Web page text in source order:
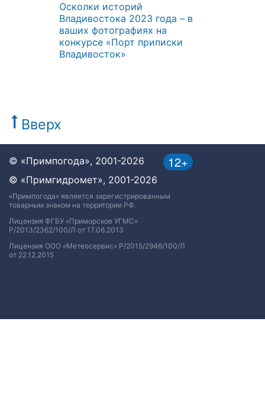
Осколки историй
Владивостока 2023 года – в
ваших фотографиях на
конкурсе «Порт приписки
Владивосток»
Вверх
12+
© «Примпогода», 2001-2026
© «Примгидромет», 2001-2026
«Примпогода» является зарегистрированным
товарным знаком на территории РФ.
Лицензия ФГБУ «Приморское УГМС»
Р/2013/2362/100/Л от 17.06.2013
Лицензия ООО «Метеосервис» Р/2015/2946/100/Л
от 22.12.2015